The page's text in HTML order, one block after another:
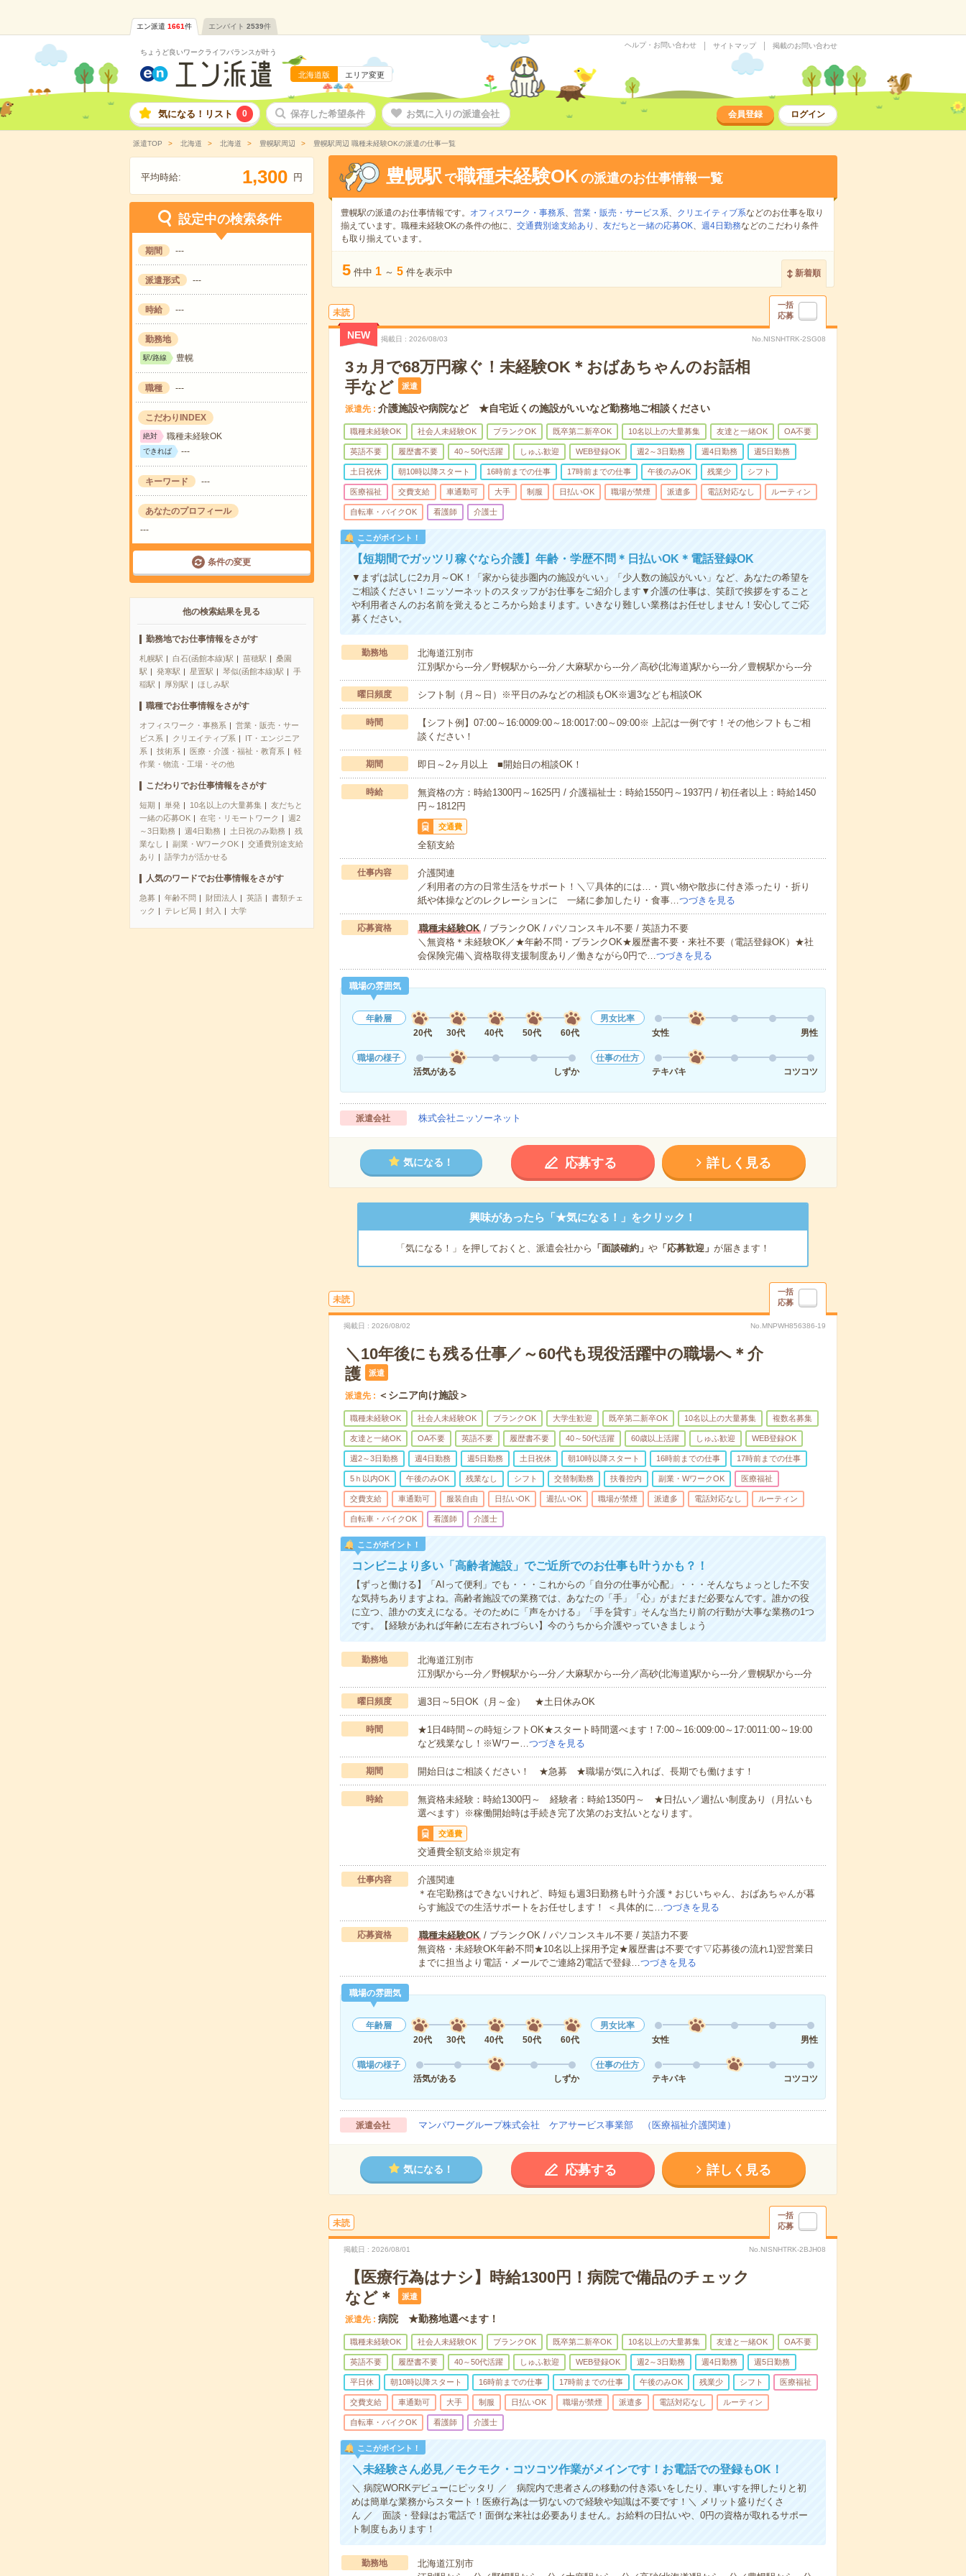
エン派遣 1661件 エンバイト 2539件
ちょうど良いワークライフバランスが叶う
北海道版 エリア変更
ヘルプ・お問い合わせ サイトマップ 掲載のお問い合わせ
気になる！リスト 0 保存した希望条件 お気に入りの派遣会社 会員登録 ログイン
派遣TOP 北海道 北海道 豊幌駅周辺 豊幌駅周辺 職種未経験OKの派遣の仕事一覧
平均時給: 1,300 円
設定中の検索条件
期間 ---
派遣形式 ---
時給 ---
勤務地
駅/路線 豊幌
職種 ---
こだわりINDEX
絶対 職種未経験OK
できれば ---
キーワード ---
あなたのプロフィール
---
条件の変更
他の検索結果を見る
勤務地でお仕事情報をさがす
札幌駅 白石(函館本線)駅 苗穂駅
桑園
駅
発寒駅 星置駅 琴似(函館本線)駅
手
稲駅
厚別駅 ほしみ駅
職種でお仕事情報をさがす
オフィスワーク・事務系
営業・販売・サー
ビス系
クリエイティブ系
IT・エンジニア
系
技術系 医療・介護・福祉・教育系
軽
作業・物流・工場・その他
こだわりでお仕事情報をさがす
短期 単発 10名以上の大量募集
友だちと
一緒の応募OK
在宅・リモートワーク
週2
～3日勤務
週4日勤務 土日祝のみ勤務
残
業なし
副業・WワークOK
交通費別途支給
あり
語学力が活かせる
人気のワードでお仕事情報をさがす
急募 年齢不問 財団法人 英語
書類チェ
ック
テレビ局 封入 大学
豊幌駅 で職種未経験OKの派遣のお仕事情報一覧
豊幌駅の派遣のお仕事情報です。 オフィスワーク・事務系、 営業・販売・サービス系、 クリエイティブ系などのお仕事を取り
揃えています。職種未経験OKの条件の他に、 交通費別途支給あり 、 友だちと一緒の応募OK、 週4日勤務などのこだわり条件
も取り揃えています。
5 件中 1 ～ 5 件を表示中 新着順
未読
一括
応募
NEW 掲載日 2026/08/03 No.NISNHTRK-2SG08
3ヵ月で68万円稼ぐ！未経験OK＊おばあちゃんのお話相
手など
派遣
派遣先 介護施設や病院など ★自宅近くの施設がいいなど勤務地ご相談ください
職種未経験OK 社会人未経験OK ブランクOK 既卒第二新卒OK 10名以上の大量募集 友達と一緒OK OA不要
英語不要 履歴書不要 40～50代活躍 しゅふ歓迎 WEB登録OK 週2～3日勤務 週4日勤務 週5日勤務
土日祝休 朝10時以降スタート 16時前までの仕事 17時前までの仕事 午後のみOK 残業少 シフト
医療福祉 交費支給 車通勤可 大手 制服 日払いOK 職場が禁煙 派遣多 電話対応なし ルーティン
自転車・バイクOK 看護師 介護士
ここがポイント！
【短期間でガッツリ稼ぐなら介護】年齢・学歴不問＊日払いOK＊電話登録OK
▼まずは試しに2カ月～OK！「家から徒歩圏内の施設がいい」「少人数の施設がいい」など、あなたの希望を
ご相談ください！ニッソーネットのスタッフがお仕事をご紹介します▼介護の仕事は、笑顔で挨拶をすること
や利用者さんのお名前を覚えるところから始まります。いきなり難しい業務はお任せしません！安心してご応
募ください。
勤務地
北海道江別市
江別駅から---分／野幌駅から---分／大麻駅から---分／高砂(北海道)駅から---分／豊幌駅から---分
曜日頻度 シフト制（月～日）※平日のみなどの相談もOK※週3なども相談OK
時間
【シフト例】07:00～16:0009:00～18:0017:00～09:00※ 上記は一例です！その他シフトもご相
談ください！
期間 即日～2ヶ月以上 ■開始日の相談OK！
時給
無資格の方：時給1300円～1625円 / 介護福祉士：時給1550円～1937円 / 初任者以上：時給1450
円～1812円
交通費
全額支給
仕事内容
介護関連
／利用者の方の日常生活をサポート！＼▽具体的には…・買い物や散歩に付き添ったり・折り
紙や体操などのレクレーションに 一緒に参加したり・食事…つづきを見る
応募資格 職種未経験OK/ ブランクOK / パソコンスキル不要 / 英語力不要
＼無資格＊未経験OK／★年齢不問・ブランクOK★履歴書不要・来社不要（電話登録OK）★社
会保険完備＼資格取得支援制度あり／働きながら0円で…つづきを見る
職場の雰囲気
年齢層
20代
30代 40代 50代 60代
男女比率
女性
男性
職場の様子
活気がある
しずか
仕事の仕方
テキパキ
コツコツ
派遣会社 株式会社ニッソーネット
気になる！ 応募する 詳しく見る
興味があったら「★気になる！」をクリック！
「気になる！」を押しておくと、派遣会社から 「面談確約」 や「応募歓迎」 が届きます！
未読
一括
応募
掲載日 2026/08/02 No.MNPWH856386-19
＼10年後にも残る仕事／～60代も現役活躍中の職場へ＊介
護
派遣
派遣先 ＜シニア向け施設＞
職種未経験OK 社会人未経験OK ブランクOK 大学生歓迎 既卒第二新卒OK 10名以上の大量募集 複数名募集
友達と一緒OK OA不要 英語不要 履歴書不要 40～50代活躍 60歳以上活躍 しゅふ歓迎 WEB登録OK
週2～3日勤務 週4日勤務 週5日勤務 土日祝休 朝10時以降スタート 16時前までの仕事 17時前までの仕事
5ｈ以内OK 午後のみOK 残業なし シフト 交替制勤務 扶養控内 副業・WワークOK 医療福祉
交費支給 車通勤可 服装自由 日払いOK 週払いOK 職場が禁煙 派遣多 電話対応なし ルーティン
自転車・バイクOK 看護師 介護士
ここがポイント！
コンビニより多い「高齢者施設」でご近所でのお仕事も叶うかも？！
【ずっと働ける】「AIって便利」でも・・・これからの「自分の仕事が心配」・・・そんなちょっとした不安
な気持ちありますよね。高齢者施設での業務では、あなたの「手」「心」がまだまだ必要なんです。誰かの役
に立つ、誰かの支えになる。そのために「声をかける」「手を貸す」そんな当たり前の行動が大事な業務の1つ
です。【経験があれば年齢に左右されづらい】今のうちから介護やっていきましょう
勤務地
北海道江別市
江別駅から---分／野幌駅から---分／大麻駅から---分／高砂(北海道)駅から---分／豊幌駅から---分
曜日頻度 週3日～5日OK（月～金） ★土日休みOK
時間
★1日4時間～の時短シフトOK★スタート時間選べます！7:00～16:009:00～17:0011:00～19:00
など残業なし！※Wワー…つづきを見る
期間 開始日はご相談ください！ ★急募 ★職場が気に入れば、長期でも働けます！
時給
無資格未経験：時給1300円～ 経験者：時給1350円～ ★日払い／週払い制度あり（月払いも
選べます）※稼働開始時は手続き完了次第のお支払いとなります。
交通費
交通費全額支給※規定有
仕事内容
介護関連
＊在宅勤務はできないけれど、時短も週3日勤務も叶う介護＊おじいちゃん、おばあちゃんが暮
らす施設での生活サポートをお任せします！ ＜具体的に…つづきを見る
応募資格 職種未経験OK/ ブランクOK / パソコンスキル不要 / 英語力不要
無資格・未経験OK年齢不問★10名以上採用予定★履歴書は不要です▽応募後の流れ1)翌営業日
までに担当より電話・メールでご連絡2)電話で登録…つづきを見る
職場の雰囲気
年齢層
20代
30代 40代 50代 60代
男女比率
女性
男性
職場の様子
活気がある
しずか
仕事の仕方
テキパキ
コツコツ
派遣会社 マンパワーグループ株式会社 ケアサービス事業部 （医療福祉介護関連）
気になる！ 応募する 詳しく見る
未読
一括
応募
掲載日 2026/08/01 No.NISNHTRK-2BJH08
【医療行為はナシ】時給1300円！病院で備品のチェック
など＊
派遣
派遣先 病院 ★勤務地選べます！
職種未経験OK 社会人未経験OK ブランクOK 既卒第二新卒OK 10名以上の大量募集 友達と一緒OK OA不要
英語不要 履歴書不要 40～50代活躍 しゅふ歓迎 WEB登録OK 週2～3日勤務 週4日勤務 週5日勤務
平日休 朝10時以降スタート 16時前までの仕事 17時前までの仕事 午後のみOK 残業少 シフト 医療福祉
交費支給 車通勤可 大手 制服 日払いOK 職場が禁煙 派遣多 電話対応なし ルーティン
自転車・バイクOK 看護師 介護士
ここがポイント！
＼未経験さん必見／モクモク・コツコツ作業がメインです！お電話での登録もOK！
＼ 病院WORKデビューにピッタリ ／ 病院内で患者さんの移動の付き添いをしたり、車いすを押したりと初
めは簡単な業務からスタート！医療行為は一切ないので経験や知識は不要です！＼ メリット盛りだくさ
ん ／ 面談・登録はお電話で！面倒な来社は必要ありません。お給料の日払いや、0円の資格が取れるサポー
ト制度もあります！
勤務地
北海道江別市